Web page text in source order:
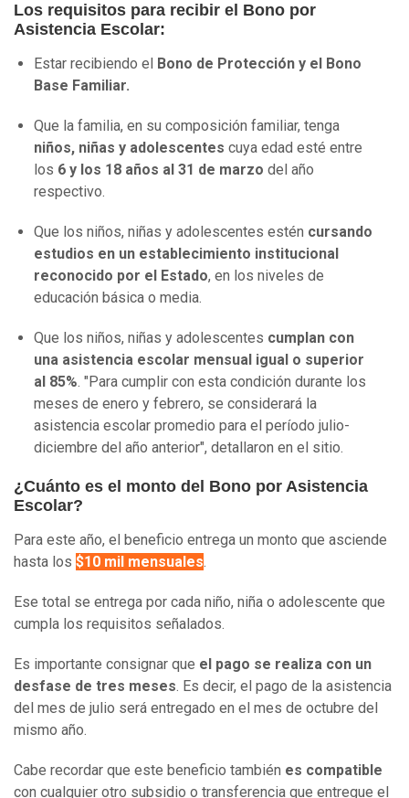
Los requisitos para recibir el Bono por
Asistencia Escolar:
Estar recibiendo el
Bono de Protección y el Bono
Base Familiar.
Que la familia, en su composición familiar, tenga
niños, niñas y adolescentes cuya edad esté entre
los 6 y los 18 años al 31 de marzo del año
respectivo.
Que los niños, niñas y adolescentes estén cursando
estudios en un establecimiento institucional
reconocido por el Estado, en los niveles de
educación básica o media.
Que los niños, niñas y adolescentes cumplan con
una asistencia escolar mensual igual o superior
al 85%. "Para cumplir con esta condición durante los
meses de enero y febrero, se considerará la
asistencia escolar promedio para el período julio-
diciembre del año anterior", detallaron en el sitio.
¿Cuánto es el monto del Bono por Asistencia
Escolar?
Para este año, el beneficio entrega un monto que asciende
hasta los $10 mil mensuales.
Ese total se entrega por cada niño, niña o adolescente que
cumpla los requisitos señalados.
Es importante consignar que el pago se realiza con un
desfase de tres meses. Es decir, el pago de la asistencia
del mes de julio será entregado en el mes de octubre del
mismo año.
Cabe recordar que este beneficio también es compatible
con cualquier otro subsidio o transferencia que entregue el